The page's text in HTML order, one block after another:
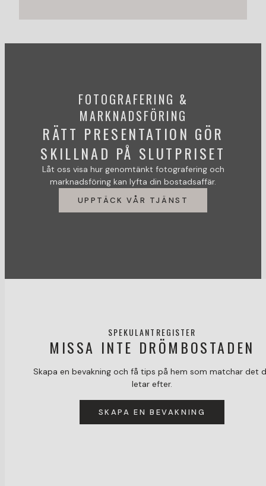
FOTOGRAFERING &
MARKNADSFÖRING
RÄTT PRESENTATION GÖR
SKILLNAD PÅ SLUTPRISET
Låt oss visa hur genomtänkt fotografering och
marknadsföring kan lyfta din bostadsaffär.
UPPTÄCK VÅR TJÄNST
SPEKULANTREGISTER
MISSA INTE DRÖMBOSTADEN
Skapa en bevakning och få tips på hem som matchar det
letar efter.
SKAPA EN BEVAKNING